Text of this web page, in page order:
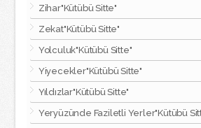
Zihar"Kütübü Sitte"
Zekat"Kütübü Sitte"
Yolculuk"Kütübü Sitte"
Yiyecekler"Kütübü Sitte"
Yıldızlar"Kütübü Sitte"
Yeryüzünde Faziletli Yerler"Kütübü